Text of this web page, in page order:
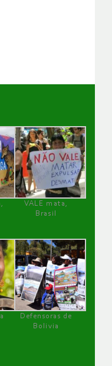
VALE mata,
Brasil
Defensoras de
Bolivia